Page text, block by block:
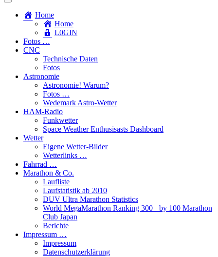
Toggle
search
field
Home
Home
L​0​​GIN
Fotos …
CNC
Technische Daten
Fotos
Astronomie
Astronomie! Warum?
Fotos …
Wedemark Astro-Wetter
HAM-Radio
Funkwetter
Space Weather Enthusisasts Dashboard
Wetter
Eigene Wetter-Bilder
Wetterlinks …
Fahrrad …
Marathon & Co.
Laufliste
Laufstatistik ab 2010
DUV Ultra Marathon Statistics
World MegaMarathon Ranking 300+ by 100 Marathon
Club Japan
Berichte
Impressum …
Impressum
Datenschutzerklärung